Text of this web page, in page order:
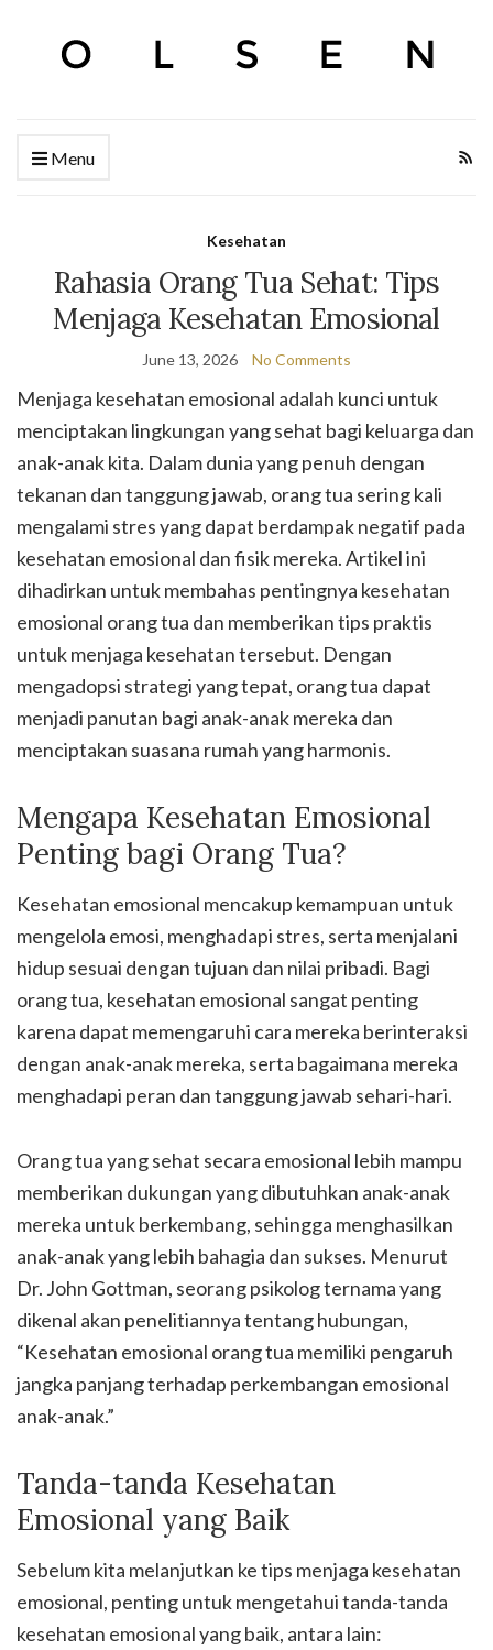
Menu
Kesehatan
Rahasia Orang Tua Sehat: Tips
Menjaga Kesehatan Emosional
June 13, 2026 No Comments
Menjaga kesehatan emosional adalah kunci untuk
menciptakan lingkungan yang sehat bagi keluarga dan
anak-anak kita. Dalam dunia yang penuh dengan
tekanan dan tanggung jawab, orang tua sering kali
mengalami stres yang dapat berdampak negatif pada
kesehatan emosional dan fisik mereka. Artikel ini
dihadirkan untuk membahas pentingnya kesehatan
emosional orang tua dan memberikan tips praktis
untuk menjaga kesehatan tersebut. Dengan
mengadopsi strategi yang tepat, orang tua dapat
menjadi panutan bagi anak-anak mereka dan
menciptakan suasana rumah yang harmonis.
Mengapa Kesehatan Emosional
Penting bagi Orang Tua?
Kesehatan emosional mencakup kemampuan untuk
mengelola emosi, menghadapi stres, serta menjalani
hidup sesuai dengan tujuan dan nilai pribadi. Bagi
orang tua, kesehatan emosional sangat penting
karena dapat memengaruhi cara mereka berinteraksi
dengan anak-anak mereka, serta bagaimana mereka
menghadapi peran dan tanggung jawab sehari-hari.
Orang tua yang sehat secara emosional lebih mampu
memberikan dukungan yang dibutuhkan anak-anak
mereka untuk berkembang, sehingga menghasilkan
anak-anak yang lebih bahagia dan sukses. Menurut
Dr. John Gottman, seorang psikolog ternama yang
dikenal akan penelitiannya tentang hubungan,
“Kesehatan emosional orang tua memiliki pengaruh
jangka panjang terhadap perkembangan emosional
anak-anak.”
Tanda-tanda Kesehatan
Emosional yang Baik
Sebelum kita melanjutkan ke tips menjaga kesehatan
emosional, penting untuk mengetahui tanda-tanda
kesehatan emosional yang baik, antara lain: